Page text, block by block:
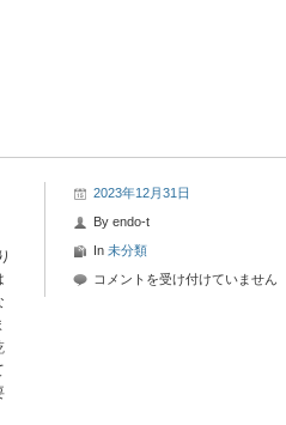
2023年12月31日
By endo-t
In 未分類
2023
コメントを受け付けていません